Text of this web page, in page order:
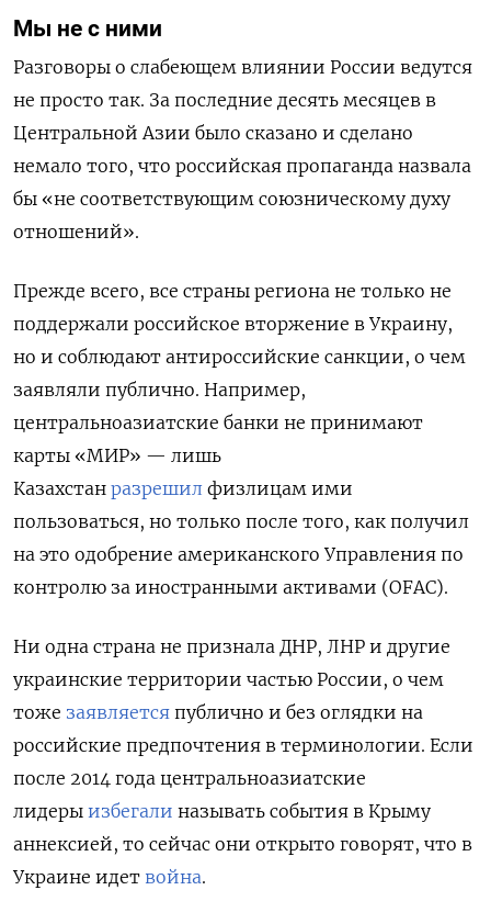
Мы не с ними
Разговоры о слабеющем влиянии России ведутся
не просто так. За последние десять месяцев в
Центральной Азии было сказано и сделано
немало того, что российская пропаганда назвала
бы «не соответствующим союзническому духу
отношений».
Прежде всего, все страны региона не только не
поддержали российское вторжение в Украину,
но и соблюдают антироссийские санкции, о чем
заявляли публично. Например,
центральноазиатские банки не принимают
карты «МИР» — лишь
Казахстан разрешил физлицам ими
пользоваться, но только после того, как получил
на это одобрение американского Управления по
контролю за иностранными активами (OFAC).
Ни одна страна не признала ДНР, ЛНР и другие
украинские территории частью России, о чем
тоже заявляется публично и без оглядки на
российские предпочтения в терминологии. Если
после 2014 года центральноазиатские
лидеры избегали называть события в Крыму
аннексией, то сейчас они открыто говорят, что в
Украине идет война.